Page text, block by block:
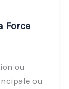
Force
ou
ou